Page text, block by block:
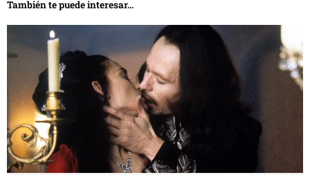
También te puede interesar...